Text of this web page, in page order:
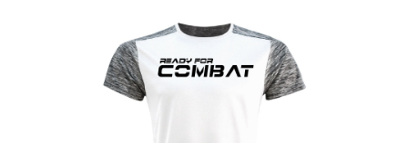
página
de
tiene
múltiples